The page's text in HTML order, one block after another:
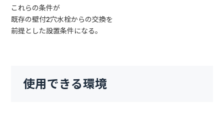
これらの条件が
既存の壁付2穴水栓からの交換を
前提とした設置条件になる。
使用できる環境